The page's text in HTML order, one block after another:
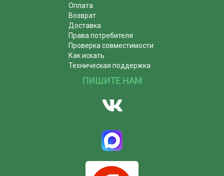
Оплата
Возврат
Доставка
Права потребителя
Проверка совместимости
Как искать
Техническая поддержка
ПИШИТЕ НАМ